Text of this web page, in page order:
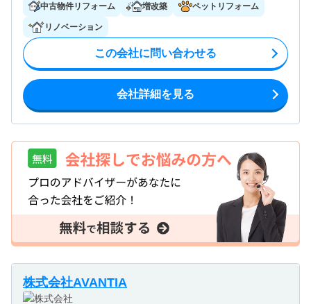
中古物件リフォーム 増改築 ペットリフォーム
リノベーション
この会社に問い合わせる
会社詳細を見る
株式会社AVANTIA